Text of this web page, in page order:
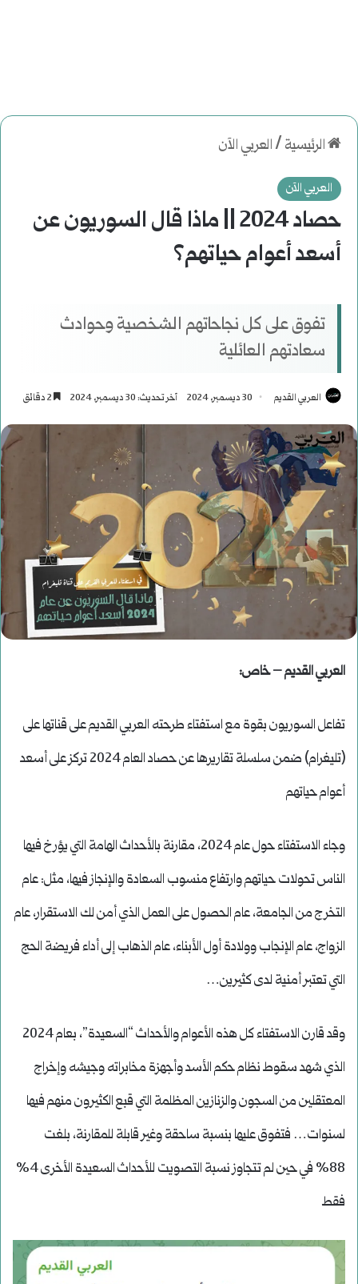
الرئيسية /العربي الآن
العربي الآن
حصاد 2024 || ماذا قال السوريون عن
أسعد أعوام حياتهم؟
تفوق على كل نجاحاتهم الشخصية وحوادث
سعادتهم العائلية
العربي القديم 30 ديسمبر، 2024 آخر تحديث: 30 ديسمبر، 2024
العربي القديم – خاص:
تفاعل السوريون بقوة مع استفتاء طرحته العربي القديم على قناتها على
(تليغرام) ضمن سلسلة تقاريرها عن حصاد العام 2024 تركز على أسعد
أعوام حياتهم
وجاء الاستفتاء حول عام 2024، مقارنة بالأحداث الهامة التي يؤرخ فيها
الناس تحولات حياتهم وارتفاع منسوب السعادة والإنجاز فيها، مثل: عام
التخرج من الجامعة، عام الحصول على العمل الذي أمن لك الاستقرار، عام
الزواج، عام الإنجاب وولادة أول الأبناء، عام الذهاب إلى أداء فريضة الحج
التي تعتبر أمنية لدى كثيرين…
وقد قارن الاستفتاء كل هذه الأعوام والأحداث “السعيدة”، بعام 2024
الذي شهد سقوط نظام حكم الأسد وأجهزة مخابراته وجيشه وإخراج
المعتقلين من السجون والزنازين المظلمة التي قبع الكثيرون منهم فيها
لسنوات… فتفوق عليها بنسبة ساحقة وغير قابلة للمقارنة، بلغت
88% في حين لم تتجاوز نسبة التصويت للأحداث السعيدة الأخرى 4%
فقط